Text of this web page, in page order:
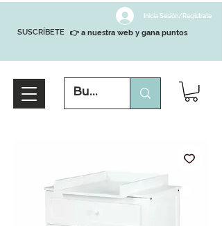
SUSCRÍBETE
Inicia Sesión/Regístrate
👉 a nuestra web y gana puntos